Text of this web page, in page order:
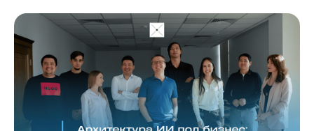
органы, международных экспертов и лидеров
отрасли. Форум прошел под темой «AI. ESG. Data
Protection. Crypto: время действовать
ответственно», отражая растущую сложность
глобальной регуляторной среды и
необходимость современных